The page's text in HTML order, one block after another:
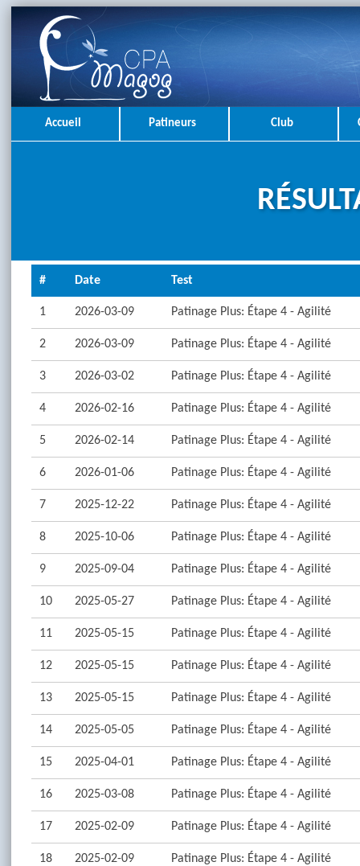
Accueil Patineurs Club
# Date Test
1 2026-03-09 Patinage Plus: Étape 4 - Agilité
2 2026-03-09 Patinage Plus: Étape 4 - Agilité
3 2026-03-02 Patinage Plus: Étape 4 - Agilité
4 2026-02-16 Patinage Plus: Étape 4 - Agilité
5 2026-02-14 Patinage Plus: Étape 4 - Agilité
6 2026-01-06 Patinage Plus: Étape 4 - Agilité
7 2025-12-22 Patinage Plus: Étape 4 - Agilité
8 2025-10-06 Patinage Plus: Étape 4 - Agilité
9 2025-09-04 Patinage Plus: Étape 4 - Agilité
10 2025-05-27 Patinage Plus: Étape 4 - Agilité
11 2025-05-15 Patinage Plus: Étape 4 - Agilité
12 2025-05-15 Patinage Plus: Étape 4 - Agilité
13 2025-05-15 Patinage Plus: Étape 4 - Agilité
14 2025-05-05 Patinage Plus: Étape 4 - Agilité
15 2025-04-01 Patinage Plus: Étape 4 - Agilité
16 2025-03-08 Patinage Plus: Étape 4 - Agilité
17 2025-02-09 Patinage Plus: Étape 4 - Agilité
18 2025-02-09 Patinage Plus: Étape 4 - Agilité